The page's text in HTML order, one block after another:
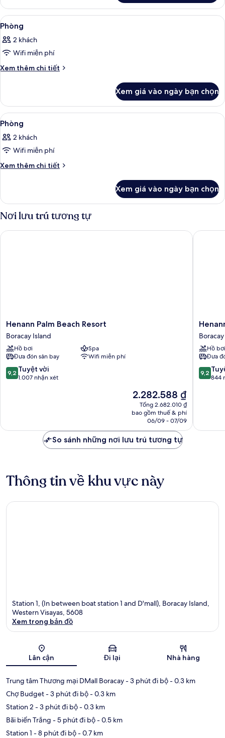
Phòng
Premier,
quang
biển
Xem
tất
cả
ảnh
Phòng
7
Phòng
2 khách
Wifi miễn phí
Xem thêm chi tiết
Chi
Phòng
Xem giá vào ngày bạn chọn
Xem
tất
cả
ảnh
Phòng
6
Phòng
2 khách
Wifi miễn phí
Xem thêm chi tiết
Chi
Phòng
Xem giá vào ngày bạn chọn
Nơi lưu trú tương tự
Henann
Palm
Beach
Resort
Boracay
Island
Henann Palm Beach Resort
Boracay Island
Hồ bơi
Spa
Đưa đón sân bay
Wifi miễn phí
9.2
trên
xét
9,2 Tuyệt vời
1.007 nhận xét
Giá
hiện
tại
2.282.588 ₫
2.282.588 ₫
Tổng 2.682.010 ₫
bao gồm thuế & phí
06/09 - 07/09
Henann Palm Beach Resort
Henann
Prime
Beach
Resort
Boracay
Island
Hồ bơi
Đưa
9.2
trên
xét
9,2
844
Henann
So sánh những nơi lưu trú tương tự
Thông tin về khu vực này
Station 1, (In between boat station 1 and D'mall), Boracay Island,
Western Visayas, 5608
Xem trong bản đồ
Lân cận Đi lại Nhà hàng
Trung tâm Thương mại DMall Boracay- 3 phút đi bộ- 0.3 km
Chợ Budget- 3 phút đi bộ- 0.3 km
Station 2 - 3 phút đi bộ- 0.3 km
Bãi biển Trắng - 5 phút đi bộ- 0.5 km
Station 1 - 8 phút đi bộ- 0.7 km